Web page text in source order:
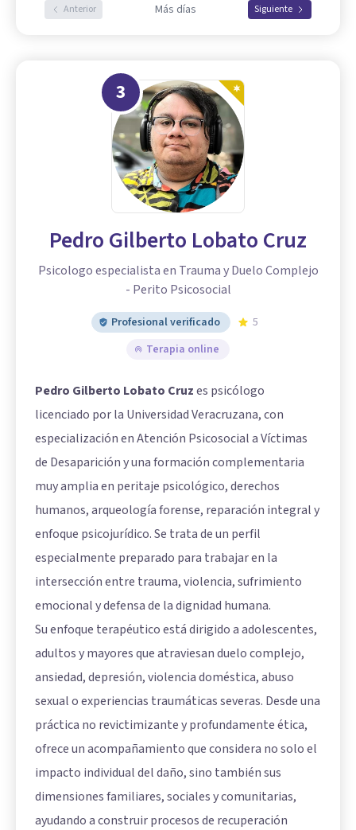
Anterior Más días Siguiente
3
Pedro Gilberto Lobato Cruz
Psicologo especialista en Trauma y Duelo Complejo
- Perito Psicosocial
Profesional verificado
5
Terapia online
Pedro Gilberto Lobato Cruzes psicólogo
licenciado por la Universidad Veracruzana, con
especialización en Atención Psicosocial a Víctimas
de Desaparición y una formación complementaria
muy amplia en peritaje psicológico, derechos
humanos, arqueología forense, reparación integral y
enfoque psicojurídico. Se trata de un perfil
especialmente preparado para trabajar en la
intersección entre trauma, violencia, sufrimiento
emocional y defensa de la dignidad humana.
Su enfoque terapéutico está dirigido a adolescentes,
adultos y mayores que atraviesan duelo complejo,
ansiedad, depresión, violencia doméstica, abuso
sexual o experiencias traumáticas severas. Desde una
práctica no revictimizante y profundamente ética,
ofrece un acompañamiento que considera no solo el
impacto individual del daño, sino también sus
dimensiones familiares, sociales y comunitarias,
ayudando a construir procesos de recuperación